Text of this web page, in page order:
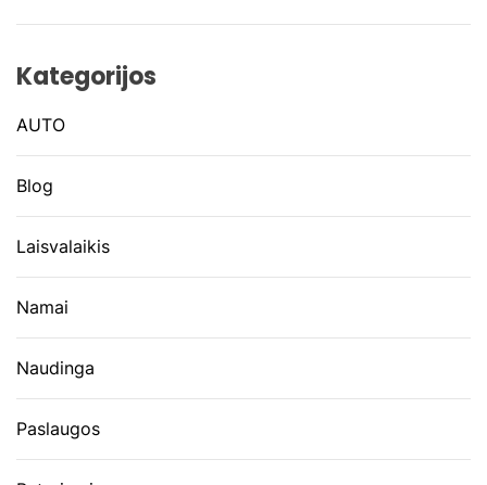
Kategorijos
AUTO
Blog
Laisvalaikis
Namai
Naudinga
Paslaugos